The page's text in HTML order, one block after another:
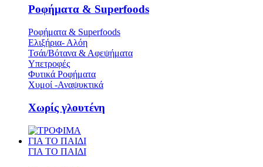
Ροφήματα & Superfoods
Ροφήματα & Superfoods
Ελιξήρια- Αλόη
Τσάι/Βότανα & Αφεψήματα
Υπετροφές
Φυτικά Ροφήματα
Χυμοί -Αναψυκτικά
Χωρίς γλουτένη
ΓΙΑ ΤΟ ΠΑΙΔΙ
ΓΙΑ ΤΟ ΠΑΙΔΙ